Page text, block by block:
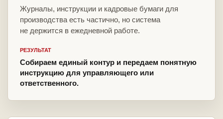
Журналы, инструкции и кадровые бумаги для
производства есть частично, но система
не держится в ежедневной работе.
РЕЗУЛЬТАТ
Собираем единый контур и передаем понятную
инструкцию для управляющего или
ответственного.